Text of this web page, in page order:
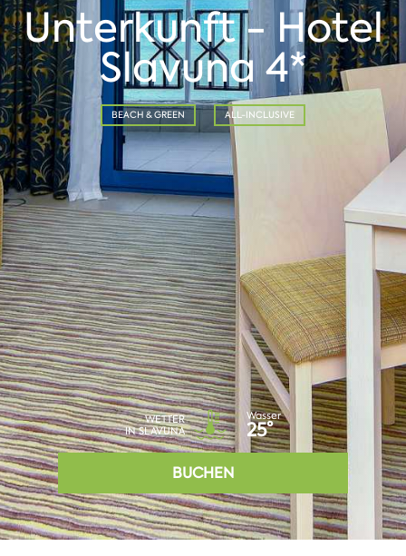
Unterkunft - Hotel
Slavuna 4*
BEACH & GREEN ALL-INCLUSIVE
WETTER
IN SLAVUNA
Wasser
25°
BUCHEN